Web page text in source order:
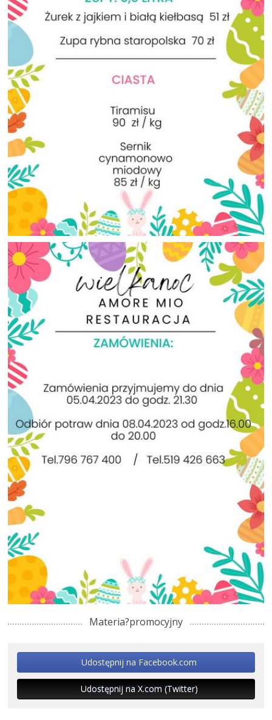
Materia?promocyjny
Udostępnij na Facebook.com
Udostępnij na X.com (Twitter)